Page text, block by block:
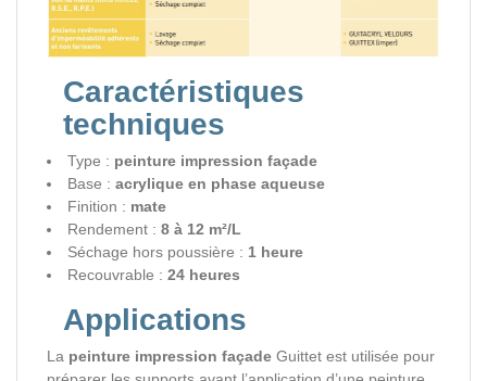
Caractéristiques
techniques
Type : peinture impression façade
Base : acrylique en phase aqueuse
Finition : mate
Rendement : 8 à 12 m²/L
Séchage hors poussière : 1 heure
Recouvrable : 24 heures
Applications
La peinture impression façade Guittet est utilisée pour